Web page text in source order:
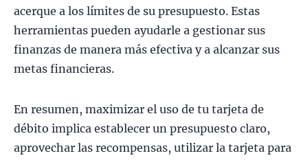
acerque a los límites de su presupuesto. Estas
herramientas pueden ayudarle a gestionar sus
finanzas de manera más efectiva y a alcanzar sus
metas financieras.
En resumen, maximizar el uso de tu tarjeta de
débito implica establecer un presupuesto claro,
aprovechar las recompensas, utilizar la tarjeta para